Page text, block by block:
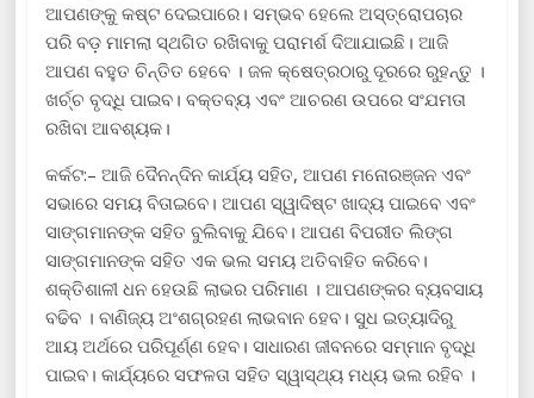
ଆପଣଙ୍କୁ କଷ୍ଟ ଦେଇପାରେ। ସମ୍ଭବ ହେଲେ ଅସ୍ତ୍ରୋପଚାର
ପରି ବଡ଼ ମାମଲା ସ୍ଥଗିତ ରଖିବାକୁ ପରାମର୍ଶ ଦିଆଯାଇଛି। ଆଜି
ଆପଣ ବହୁତ ଚିନ୍ତିତ ହେବେ । ଜଳ କ୍ଷେତ୍ରଠାରୁ ଦୂରରେ ରୁହନ୍ତୁ ।
ଖର୍ଚ୍ଚ ବୃଦ୍ଧି ପାଇବ। ବକ୍ତବ୍ୟ ଏବଂ ଆଚରଣ ଉପରେ ସଂଯମତା
ରଖିବା ଆବଶ୍ୟକ।
କର୍କଟ:– ଆଜି ଦୈନନ୍ଦିନ କାର୍ଯ୍ୟ ସହିତ, ଆପଣ ମନୋରଞ୍ଜନ ଏବଂ
ସଭାରେ ସମୟ ବିତାଇବେ। ଆପଣ ସ୍ୱାଦିଷ୍ଟ ଖାଦ୍ୟ ପାଇବେ ଏବଂ
ସାଙ୍ଗମାନଙ୍କ ସହିତ ବୁଲିବାକୁ ଯିବେ। ଆପଣ ବିପରୀତ ଲିଙ୍ଗ
ସାଙ୍ଗମାନଙ୍କ ସହିତ ଏକ ଭଲ ସମୟ ଅତିବାହିତ କରିବେ।
ଶକ୍ତିଶାଳୀ ଧନ ହେଉଛି ଲାଭର ପରିମାଣ । ଆପଣଙ୍କର ବ୍ୟବସାୟ
ବଢିବ । ବାଣିଜ୍ୟ ଅଂଶଗ୍ରହଣ ଲାଭବାନ ହେବ। ସୁଧ ଇତ୍ୟାଦିରୁ
ଆୟ ଅର୍ଥରେ ପରିପୂର୍ଣ୍ଣ ହେବ। ସାଧାରଣ ଜୀବନରେ ସମ୍ମାନ ବୃଦ୍ଧି
ପାଇବ। କାର୍ଯ୍ୟରେ ସଫଳତା ସହିତ ସ୍ୱାସ୍ଥ୍ୟ ମଧ୍ୟ ଭଲ ରହିବ ।